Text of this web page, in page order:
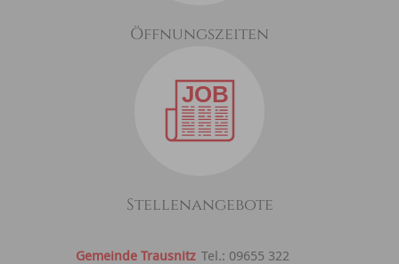
Öffnungszeiten
Stellenangebote
Gemeinde Trausnitz Tel.: 09655 322